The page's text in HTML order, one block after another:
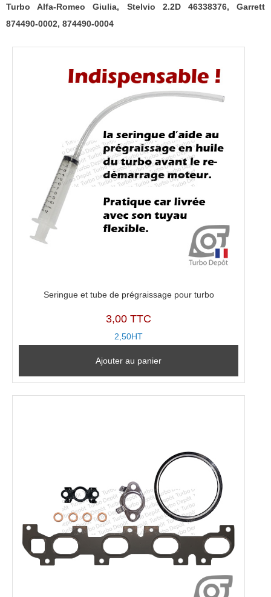
0002,
874490-
Turbo Alfa-Romeo Giulia, Stelvio 2.2D 46338376, Garrett
874490-0002, 874490-0004
Seringue et tube de prégraissage pour turbo
3,00 TTC
2,50HT
Ajouter au panier